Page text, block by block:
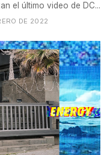
el último video de DC...
DE 2022